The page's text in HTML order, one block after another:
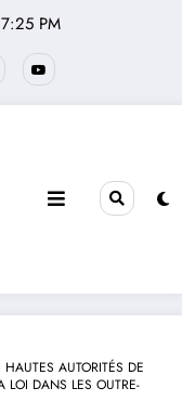
PM
AUTORITÉS DE
LOI DANS LES OUTRE-